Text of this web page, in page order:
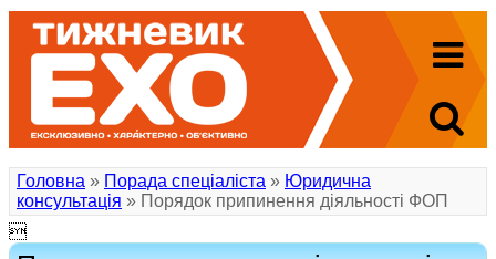
Головна » Порада спеціаліста » Юридична
консультація » Порядок припинення діяльності ФОП
